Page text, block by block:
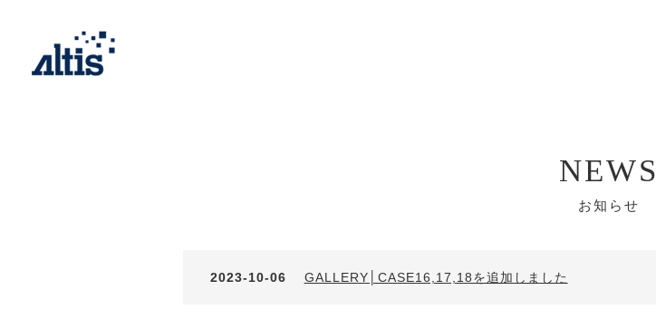
NEWS
お知らせ
2023-10-06 GALLERY│CASE16,17,18を追加しました